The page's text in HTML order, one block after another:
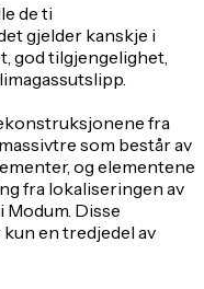
de ti
gjelder kanskje i
god tilgjengelighet,
fra
som består av
og elementene
fra lokaliseringen av
Disse
en tredjedel av